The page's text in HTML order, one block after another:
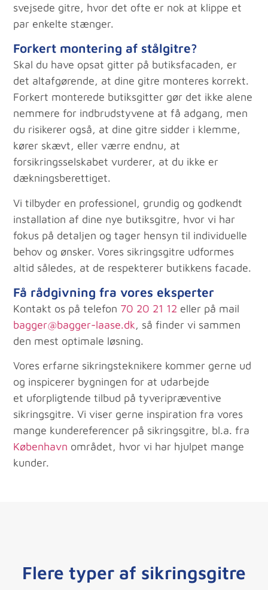
svejsede gitre, hvor det ofte er nok at klippe et
par enkelte stænger.
Forkert montering af stålgitre?
Skal du have opsat gitter på butiksfacaden, er
det altafgørende, at dine gitre monteres korrekt.
Forkert monterede butiksgitter gør det ikke alene
nemmere for indbrudstyvene at få adgang, men
du risikerer også, at dine gitre sidder i klemme,
kører skævt, eller værre endnu, at
forsikringsselskabet vurderer, at du ikke er
dækningsberettiget.
Vi tilbyder en professionel, grundig og godkendt
installation af dine nye butiksgitre, hvor vi har
fokus på detaljen og tager hensyn til individuelle
behov og ønsker. Vores sikringsgitre udformes
altid således, at de respekterer butikkens facade.
Få rådgivning fra vores eksperter
Kontakt os på telefon 70 20 21 12 eller på mail
bagger@bagger-laase.dk, så finder vi sammen
den mest optimale løsning.
Vores erfarne sikringsteknikere kommer gerne ud
og inspicerer bygningen for at udarbejde
et uforpligtende tilbud på tyveripræventive
sikringsgitre. Vi viser gerne inspiration fra vores
mange kundereferencer på sikringsgitre, bl.a. fra
København området, hvor vi har hjulpet mange
kunder.
Flere typer af sikringsgitre